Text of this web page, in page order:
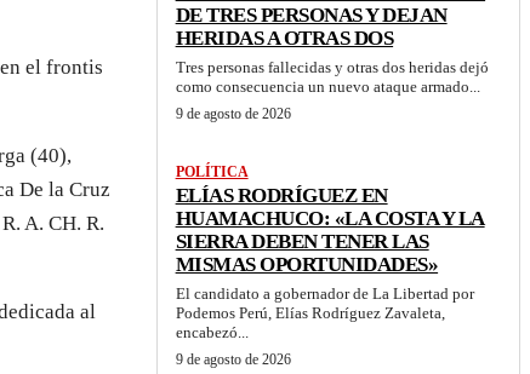
el frontis
(40),
De la Cruz
A. CH. R.
al
DE TRES PERSONAS Y DEJAN
HERIDAS A OTRAS DOS
Tres personas fallecidas y otras dos heridas dejó
como consecuencia un nuevo ataque armado...
9 de agosto de 2026
POLÍTICA
ELÍAS RODRÍGUEZ EN
HUAMACHUCO: «LA COSTA Y LA
SIERRA DEBEN TENER LAS
MISMAS OPORTUNIDADES»
El candidato a gobernador de La Libertad por
Podemos Perú, Elías Rodríguez Zavaleta,
encabezó...
9 de agosto de 2026